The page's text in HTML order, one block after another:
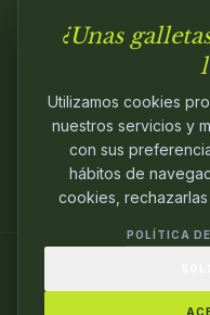
Únete a nuestra
PASIÓN.
¿Unas
Utilizamos cookies
nuestros servicios y
con sus
hábitos de
cookies,
POLÍTICA